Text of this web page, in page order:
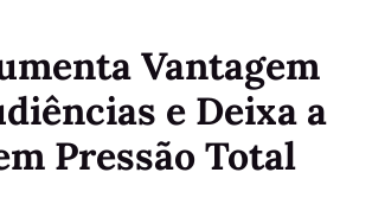
Vantagem
e Deixa a
Pressão Total